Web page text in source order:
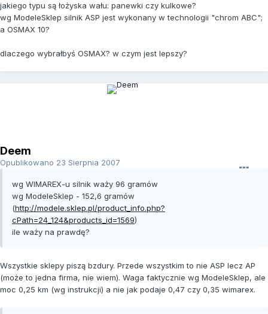
jakiego typu są łożyska wału: panewki czy kulkowe?
wg ModeleSklep silnik ASP jest wykonany w technologii "chrom ABC";
a OSMAX 10?
dlaczego wybrałbyś OSMAX? w czym jest lepszy?
Deem
Opublikowano 23 Sierpnia 2007
wg WIMAREX-u silnik waży 96 gramów
wg ModeleSklep - 152,6 gramów
(http://modele.sklep.pl/product_info.php?
cPath=24_124&products_id=1569)
ile waży na prawdę?
Wszystkie sklepy piszą bzdury. Przede wszystkim to nie ASP lecz AP
(może to jedna firma, nie wiem). Waga faktycznie wg ModeleSklep, ale
moc 0,25 km (wg instrukcji) a nie jak podaje 0,47 czy 0,35 wimarex.